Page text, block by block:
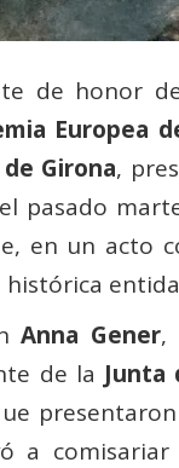
de honor
Europea
Girona,
pasado
en un acto
Anna Gener,
de la Junta
a